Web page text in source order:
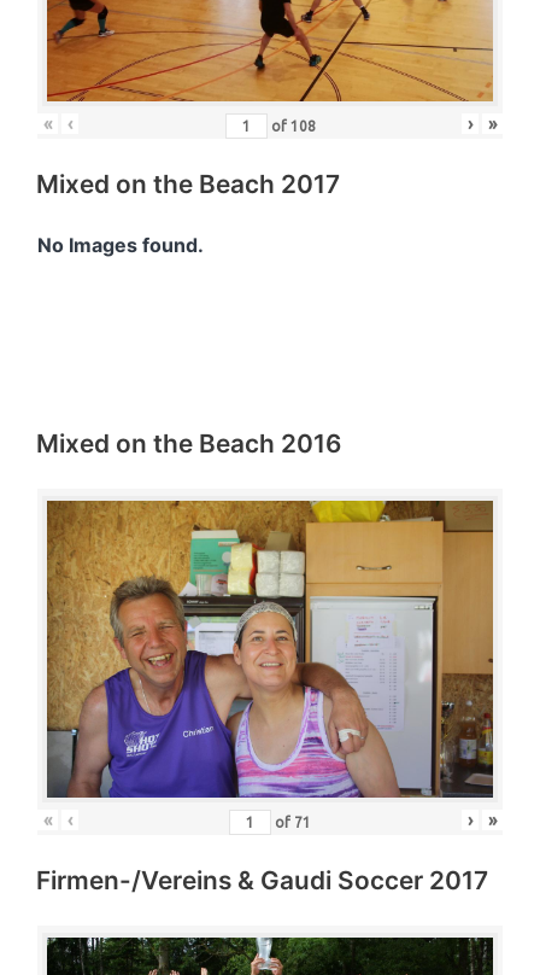
« ‹ of 108 › »
Mixed on the Beach 2017
No Images found.
Mixed on the Beach 2016
« ‹ of 71 › »
Firmen-/Vereins & Gaudi Soccer 2017